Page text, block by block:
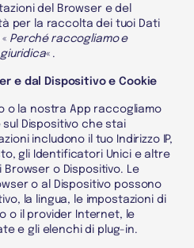
del
Browser e del
per la raccolta dei tuoi Dati
Perché raccogliamo e
« .
e dal Dispositivo e Cookie
o la nostra App raccogliamo
sul Dispositivo che stai
includono il tuo Indirizzo IP,
gli Identificatori Unici e altre
Browser o Dispositivo. Le
o al Dispositivo possono
la lingua, le impostazioni di
o il provider Internet, le
e gli elenchi di plug-in.